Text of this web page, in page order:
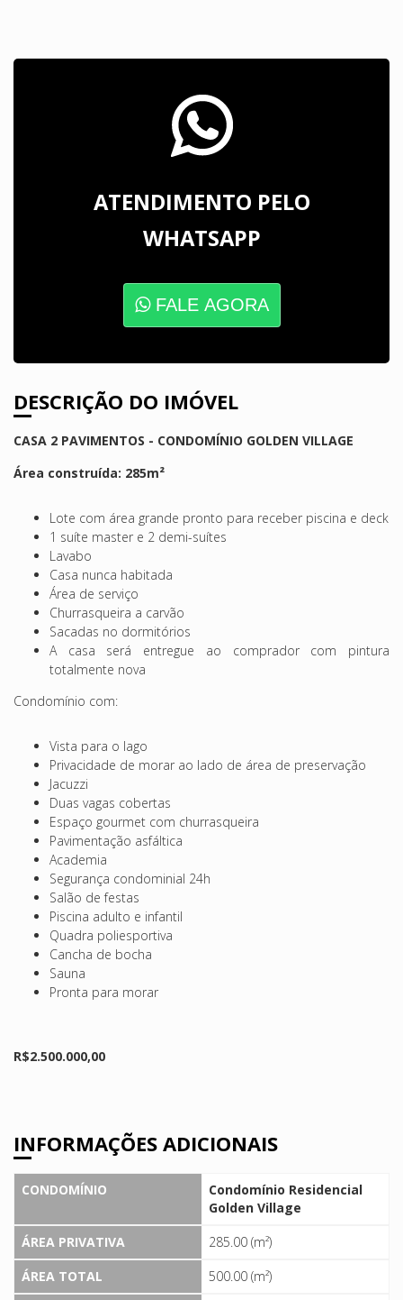
ATENDIMENTO PELO
WHATSAPP
FALE AGORA
DESCRIÇÃO DO IMÓVEL
CASA 2 PAVIMENTOS - CONDOMÍNIO GOLDEN VILLAGE
Área construída: 285m²
Lote com área grande pronto para receber piscina e deck
1 suíte master e 2 demi-suítes
Lavabo
Casa nunca habitada
Área de serviço
Churrasqueira a carvão
Sacadas no dormitórios
A casa será entregue ao comprador com pintura
totalmente nova
Condomínio com:
Vista para o lago
Privacidade de morar ao lado de área de preservação
Jacuzzi
Duas vagas cobertas
Espaço gourmet com churrasqueira
Pavimentação asfáltica
Academia
Segurança condominial 24h
Salão de festas
Piscina adulto e infantil
Quadra poliesportiva
Cancha de bocha
Sauna
Pronta para morar
R$2.500.000,00
INFORMAÇÕES ADICIONAIS
CONDOMÍNIO
Condomínio Residencial
Golden Village
ÁREA PRIVATIVA
285.00 (m²)
ÁREA TOTAL
500.00 (m²)